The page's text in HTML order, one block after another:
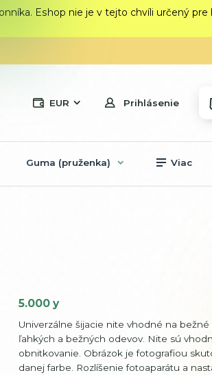
Eshop nie je v tejto chvíli určený
EUR Prihlásenie
Guma (pruženka) Viac
5.000 y
Univerzálne šijacie nite vhodné na
ľahkých a bežných odevov. Nite sú
obnitkovanie. Obrázok je fotografiou
danej farbe. Rozlíšenie fotoaparátu a